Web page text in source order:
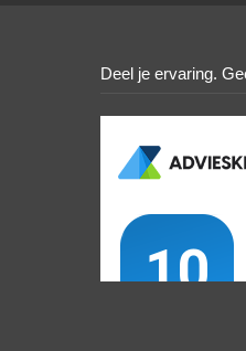
Deel je ervaring.